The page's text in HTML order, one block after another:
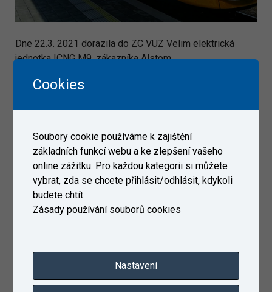
Dne 22.3. 2021 dorazila do ZC VUZ Velim elektrická
jednotka ICNG M9, zákazníka Alstom.
Cookies
Soubory cookie používáme k zajištění
základních funkcí webu a ke zlepšení vašeho
online zážitku. Pro každou kategorii si můžete
vybrat, zda se chcete přihlásit/odhlásit, kdykoli
budete chtít.
Zásady používání souborů cookies
Nastavení